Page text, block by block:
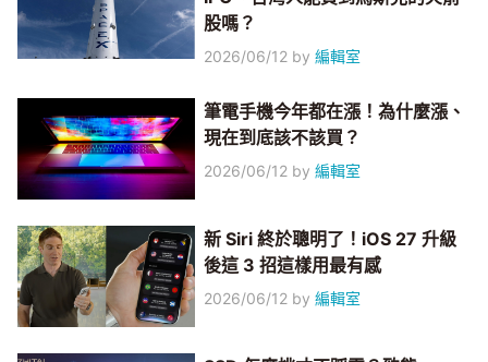
股嗎？
2026/06/12 by編輯室
筆電手機今年都在漲！為什麼漲、
現在到底該不該買？
2026/06/12 by編輯室
新 Siri 終於聰明了！iOS 27 升級
後這 3 招這樣用最有感
2026/06/12 by編輯室